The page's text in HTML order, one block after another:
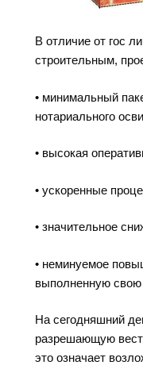
В отличие от гос
строительным,
• минимальный
нотариального
• высокая
• ускоренные
• значительное
• неминуемое
выполненную свою
На сегодняшний
разрешающую
это означает